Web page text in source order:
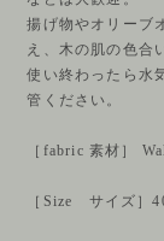
揚げ物やオリーブ
え、木の肌の色合
使い終わったら水
管ください。
［fabric 素材］
［Size サイズ］